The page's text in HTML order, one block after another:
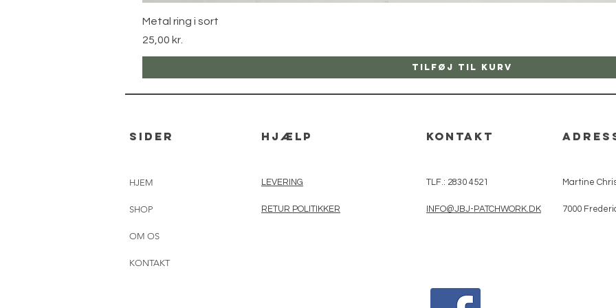
Metal ring i sort
Pris
25,00 kr.
Tilføj til kurv
sider
HJEM
SHOP
OM OS
KONTAKT
hjælp
LEVERING
RETUR POLITIKKER
kontakt
TLF.: 2830 4521
INFO@JBJ-PATCHWORK.DK
Martine
7000